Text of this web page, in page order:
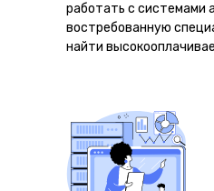
работать с системами
востребованную
найти